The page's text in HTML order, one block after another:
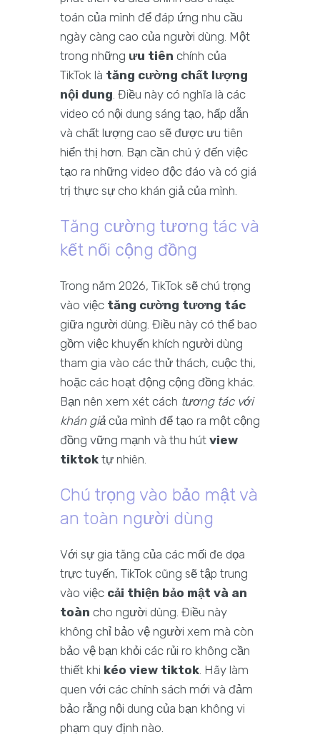
toán của mình để đáp ứng nhu cầu
ngày càng cao của người dùng. Một
trong những ưu tiên chính của
TikTok là tăng cường chất lượng
nội dung. Điều này có nghĩa là các
video có nội dung sáng tạo, hấp dẫn
và chất lượng cao sẽ được ưu tiên
hiển thị hơn. Bạn cần chú ý đến việc
tạo ra những video độc đáo và có giá
trị thực sự cho khán giả của mình.
Tăng cường tương tác và
kết nối cộng đồng
Trong năm 2026, TikTok sẽ chú trọng
vào việc tăng cường tương tác
giữa người dùng. Điều này có thể bao
gồm việc khuyến khích người dùng
tham gia vào các thử thách, cuộc thi,
hoặc các hoạt động cộng đồng khác.
Bạn nên xem xét cách tương tác với
khán giả của mình để tạo ra một cộng
đồng vững mạnh và thu hút view
tiktok tự nhiên.
Chú trọng vào bảo mật và
an toàn người dùng
Với sự gia tăng của các mối đe dọa
trực tuyến, TikTok cũng sẽ tập trung
vào việc cải thiện bảo mật và an
toàn cho người dùng. Điều này
không chỉ bảo vệ người xem mà còn
bảo vệ bạn khỏi các rủi ro không cần
thiết khi kéo view tiktok. Hãy làm
quen với các chính sách mới và đảm
bảo rằng nội dung của bạn không vi
phạm quy định nào.